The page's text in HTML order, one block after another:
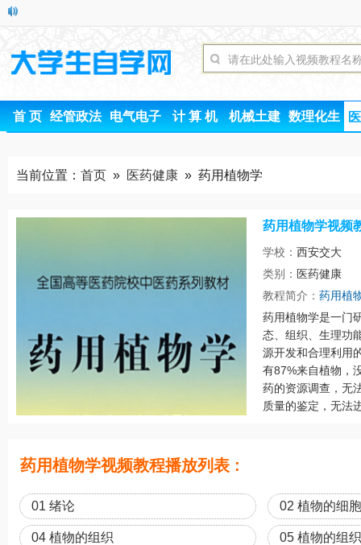
首 页 经管政法 电气电子 计 算 机 机械土建 数理化生
当前位置： 首页 » 医药健康 » 药用植物学
药用植物学视频
学校： 西安交大
类别： 医药健康
教程简介： 药用植
药用植物学是一门
态、组织、生理功
源开发和合理利用
有87%来自植物，
药的资源调查，无
质量的鉴定，无法
药用植物学视频教程播放列表 :
01 绪论 02 植物的细胞
04 植物的组织 05 植物的组织